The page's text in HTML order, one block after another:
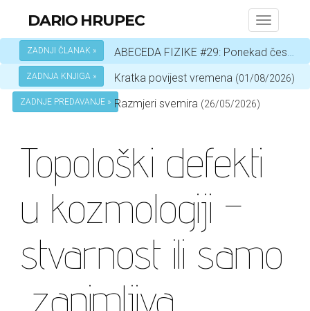
Toggle
DARIO HRUPEC
ZADNJI ČLANAK » ABECEDA FIZIKE #29: Ponekad čestica, a ponekad val – ovisi o okolnostima
ZADNJA KNJIGA » Kratka povijest vremena (01/08/2026)
ZADNJE PREDAVANJE » Razmjeri svemira (26/05/2026)
Topološki defekti
u kozmologiji –
stvarnost ili samo
„zanimljiva